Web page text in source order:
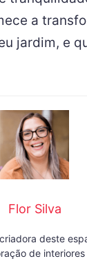
a
jardim, e
Flor Silva
deste
de